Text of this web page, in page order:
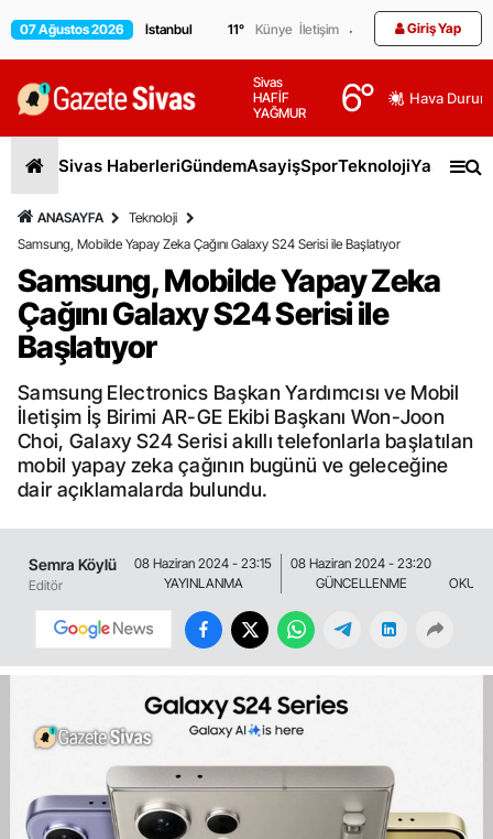
07 Ağustos 2026 11° Künye İletişim Giriş Yap
Sivas
HAFİF
YAĞMUR
6° Hava
Sivas HaberleriGündemAsayişSporTeknolojiYaşam
ANASAYFA
Teknoloji
Samsung, Mobilde Yapay Zeka Çağını Galaxy S24 Serisi ile Başlatıyor
Samsung, Mobilde Yapay Zeka
Çağını Galaxy S24 Serisi ile
Başlatıyor
Samsung Electronics Başkan Yardımcısı ve Mobil
İletişim İş Birimi AR-GE Ekibi Başkanı Won-Joon
Choi, Galaxy S24 Serisi akıllı telefonlarla başlatılan
mobil yapay zeka çağının bugünü ve geleceğine
dair açıklamalarda bulundu.
Semra Köylü
Editör
08 Haziran 2024 - 23:15
YAYINLANMA
08 Haziran 2024 - 23:20
GÜNCELLENME